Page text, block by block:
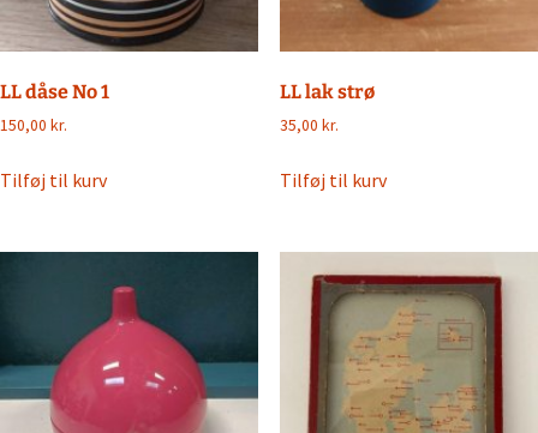
LL dåse No 1
150,00 kr.
Tilføj til kurv
LL lak strø
35,00 kr.
Tilføj til kurv